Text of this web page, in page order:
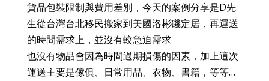
貨品包裝限制與費用差別，今天的案例分享是D先
生從台灣台北移民搬家到美國洛彬磯定居，再運送
的時間需求上，並沒有較急迫需求
也沒有物品會因為時間過期損傷的因素，加上這次
運送主要是傢俱、日常用品、衣物、書籍，等等…